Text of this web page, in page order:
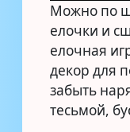
Можно по
елочки и
елочная
декор для
забыть
тесьмой,